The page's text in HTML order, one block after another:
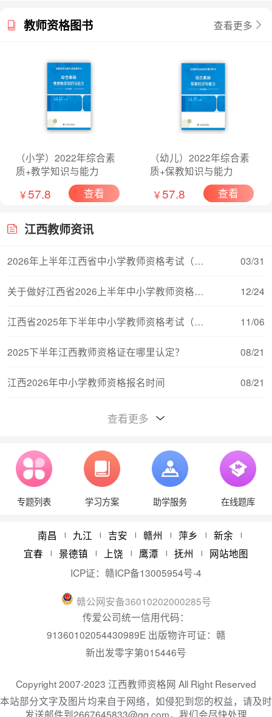
教师资格图书 查看更多
（小学）2022年综合素
质+教学知识与能力
￥57.8 查看
（幼儿）2022年综合素
质+保教知识与能力
￥57.8 查看
江西教师资讯
2026年上半年江西省中小学教师资格考试（面试） 03/31
关于做好江西省2026上半年中小学教师资格考试（ 12/24
江西省2025年下半年中小学教师资格考试（笔试） 11/06
2025下半年江西教师资格证在哪里认定？ 08/21
江西2026年中小学教师资格报名时间 08/21
江西教师资格证对普通话的要求
08/11
江西教师资格报考条件学历要求 08/21
2024年江西省教师资格认定体检时间 05/22
查看更多
专题列表 学习方案 助学服务 在线题库
南昌 | 九江 | 吉安 | 赣州 | 萍乡 | 新余 |
宜春 | 景德镇 | 上饶 | 鹰潭 | 抚州 |
网站地图
ICP证： 赣ICP备13005954号-4
赣公网安备36010202000285号
传爱公司统一信用代码：
91360102054430989E 出版物许可证：赣
新出发零字第015446号
Copyright 2007-2023 江西教师资格网 All Right Reserved
本站部分文字及图片均来自于网络，如侵犯到您的权益，请及时
发送邮件到2667645833@qq.com，我们会尽快处理